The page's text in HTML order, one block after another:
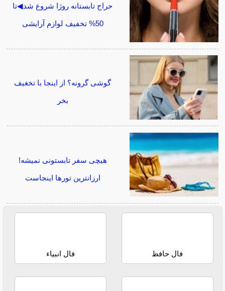
حراج تابستانه روژا شروع شد◀تا
50% تخفیف لوازم آرایشی
گوشی گرونه؟ از اینجا با تخغیف
بخر
هیچی سفر تابستونی نمیشه!
ارزانترین تورها اینجاست
فال حافظ فال انبیاء